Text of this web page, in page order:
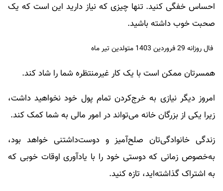
احساس خفگی کنید. تنها چیزی که نیاز دارید این است که یک
صحبت خوب داشته باشید.
فال روزانه 29 فروردین 1403 متولدین تیر ماه
همسرتان ممکن است با یک کار غیرمنتظره شما را شاد کند.
امروز دیگر نیازی به خرج‌کردن تمام پول خود نخواهید داشت،
زیرا یکی از بزرگان خانه می‌تواند در امور مالی به شما کمک کند.
زندگی خانوادگی‌تان صلح‌آمیز و دوست‌داشتنی خواهد بود،
به‌خصوص زمانی که دوستی خود را با یادآوری اوقات خوبی که
به اشتراک گذاشته‌اید، تازه کنید.